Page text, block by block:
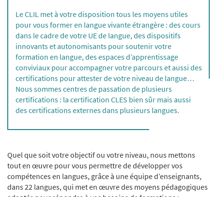
Le CLIL met à votre disposition tous les moyens utiles
pour vous former en langue vivante étrangère : des cours
dans le cadre de votre UE de langue, des dispositifs
innovants et autonomisants pour soutenir votre
formation en langue, des espaces d’apprentissage
conviviaux pour accompagner votre parcours et aussi des
certifications pour attester de votre niveau de langue…
Nous sommes centres de passation de plusieurs
certifications : la certification CLES bien sûr mais aussi
des certifications externes dans plusieurs langues.
Quel que soit votre objectif ou votre niveau, nous mettons
tout en œuvre pour vous permettre de développer vos
compétences en langues, grâce à une équipe d’enseignants,
dans 22 langues, qui met en œuvre des moyens pédagogiques